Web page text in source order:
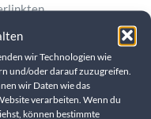
wir Technologien wie
und/oder darauf zuzugreifen.
wir Daten wie das
verarbeiten. Wenn du
können bestimmte
der
waren